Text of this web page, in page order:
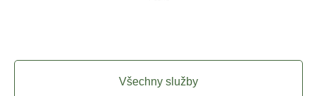
Všechny služby